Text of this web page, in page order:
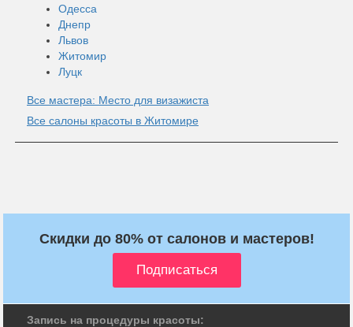
Одесса
Днепр
Львов
Житомир
Луцк
Все мастера: Место для визажиста
Все салоны красоты в Житомире
Скидки до 80% от салонов и мастеров!
Запись на процедуры красоты: